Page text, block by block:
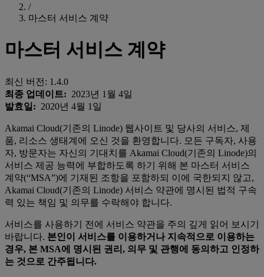
/
마스터 서비스 계약
마스터 서비스 계약
최신 버전: 1.4.0
최종 업데이트: 2023년 1월 4일
발효일: 2020년 4월 1일
Akamai Cloud(기존의 Linode) 웹사이트 및 당사의 서비스, 제
품, 리소스 생태계에 오신 것을 환영합니다. 모든 구독자, 사용
자, 방문자는 자신의 기대치를 Akamai Cloud(기존의 Linode)의
서비스 제공 능력에 부합하도록 하기 위해 본 마스터 서비스
계약(“MSA”)에 기재된 조항을 포함하되 이에 국한되지 않고,
Akamai Cloud(기존의 Linode) 서비스 약관에 명시된 법적 구속
력 있는 책임 및 의무를 수락해야 합니다.
서비스를 사용하기 전에 서비스 약관을 주의 깊게 읽어 보시기
바랍니다. 본인이 서비스를 이용하거나 지속적으로 이용하는
경우, 본 MSA에 명시된 권리, 의무 및 관행에 동의하고 인정하
는 것으로 간주됩니다.